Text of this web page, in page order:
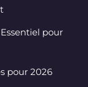
pour
pour 2026